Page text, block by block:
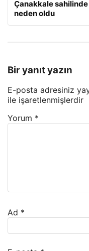
Çanakkale
neden oldu
Bir yanıt yazın
E-posta adresiniz
ile işaretlenmişlerdir
Yorum *
Ad *